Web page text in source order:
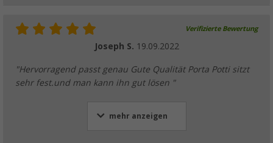
Verifizierte Bewertung
Joseph S. 19.09.2022
"Hervorragend passt genau Gute Qualität Porta Potti sitzt
sehr fest.und man kann ihn gut lösen "
mehr anzeigen